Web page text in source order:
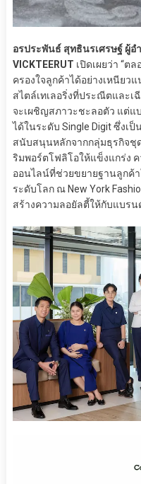
อรประพันธ์ สุทธินรเศรษฐ์ ผู้
VICKTEERUT เปิดเผยว่า “ตล
ครองใจลูกค้าได้อย่างเหนียว
สไตล์เทเลอริ่งที่ประณีตและ
จะเผชิญสภาวะชะลอตัว แต่แ
ได้ในระดับ Single Digit ซึ่งเ
สนับสนุนหลักจากกลุ่มธุรกิจชุ
ริมพอร์ตโฟลิโอให้แข็งแกร่ง
ออนไลน์ที่ช่วยขยายฐานลูกค้
ระดับโลก ณ New York
สร้างความลอยัลตี้ให้กับแบรน